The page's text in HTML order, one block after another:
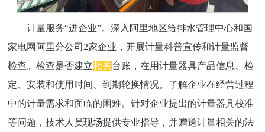
计量服务“进企业”。深入阿里地区给排水管理中心和国
家电网阿里分公司2家企业，开展计量科普宣传和计量监督
检查。检查是否建立相关台账，在用计量器具产品信息、检
定、安装和使用时间、到期轮换情况。了解企业在经营过程
中的计量需求和面临的困难。针对企业提出的计量器具校准
等问题，技术人员现场提供专业指导，并赠送计量相关的法